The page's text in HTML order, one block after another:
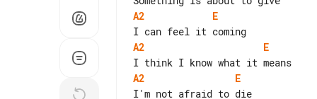
A2
E
A2
E
A2
E